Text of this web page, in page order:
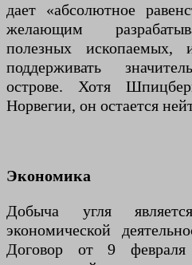
дает «абсолютное
желающим
полезных ископаемых,
поддерживать
острове. Хотя
Норвегии, он остается
Экономика
Добыча угля
экономической
Договор от 9